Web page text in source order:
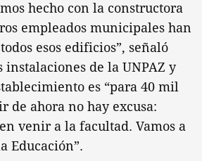
hecho con la constructora
empleados municipales han
esos edificios”, señaló
de la UNPAZ y
es “para 40 mil
de ahora no hay excusa:
venir a la facultad. Vamos a
Educación”.